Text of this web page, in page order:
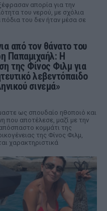
απορία για την
του νερού, με σχόλια
του δεν ήταν μέσα σε
από τον θάνατο του
Παπαμιχαήλ: Η
της Φίνος Φιλμ για
λεβεντόπαιδο
σινεμά»
ως σπουδαίο ηθοποιό και
που αποτέλεσε, μαζί με την
κομμάτι της
της Φίνος Φιλμ,
χαρακτηριστικά